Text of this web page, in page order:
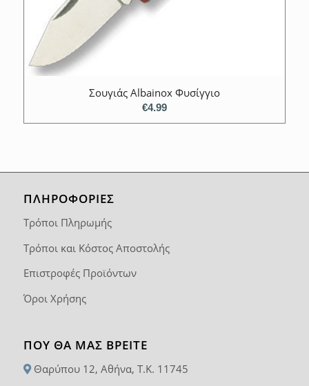
Σουγιάς Albainox Φυσίγγιο
€4.99
ΠΛΗΡΟΦΟΡΙΕΣ
Τρόποι Πληρωμής
Τρόποι και Κόστος Αποστολής
Επιστροφές Προϊόντων
Όροι Χρήσης
ΠΟΥ ΘΑ ΜΑΣ ΒΡΕΊΤΕ
Θαρύπου 12, Αθήνα, T.K. 11745